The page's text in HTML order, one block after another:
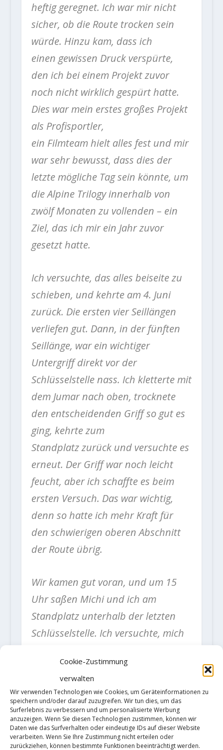
Cookie-Zustimmung
verwalten
Wir verwenden Technologien wie Cookies, um Geräteinformationen zu
speichern und/oder darauf zuzugreifen. Wir tun dies, um das
Surferlebnis zu verbessern und um personalisierte Werbung
anzuzeigen. Wenn Sie diesen Technologien zustimmen, können wir
Daten wie das Surfverhalten oder eindeutige IDs auf dieser Website
verarbeiten. Wenn Sie Ihre Zustimmung nicht erteilen oder
zurückziehen, können bestimmte Funktionen beeinträchtigt werden.
heftig geregnet. Ich war mir nicht
sicher, ob die Route trocken sein
würde. Hinzu kam, dass ich
einen gewissen Druck verspürte,
den ich bei einem Projekt zuvor
noch nicht wirklich gespürt hatte.
Dies war mein erstes großes Projekt
als Profisportler,
ein Filmteam hielt alles fest und mir
war sehr bewusst, dass dies der
letzte mögliche Tag sein könnte, um
die Alpine Trilogy innerhalb von
zwölf Monaten zu vollenden – ein
Ziel, das ich mir ein Jahr zuvor
gesetzt hatte.
Ich versuchte, das alles beiseite zu
schieben, und kehrte am 4. Juni
zurück. Die ersten vier Seillängen
verliefen gut. Dann, in der fünften
Seillänge, war ein wichtiger
Untergriff direkt vor der
Schlüsselstelle nass. Ich kletterte mit
dem Jumar nach oben, trocknete
den entscheidenden Griff so gut es
ging, kehrte zum
Standplatz zurück und versuchte es
erneut. Der Griff war noch leicht
feucht, aber ich schaffte es beim
ersten Versuch. Das war wichtig,
denn so hatte ich mehr Kraft für
den schwierigen oberen Abschnitt
der Route übrig.
Wir kamen gut voran, und um 15
Uhr saßen Michi und ich am
Standplatz unterhalb der letzten
Schlüsselstelle. Ich versuchte, mich
und ein wenig zu erholen. Dies war
die Seillänge, an der ich beim
letzten Mal gescheitert war. Ich
wusste genau, wie viel
Körperspannung